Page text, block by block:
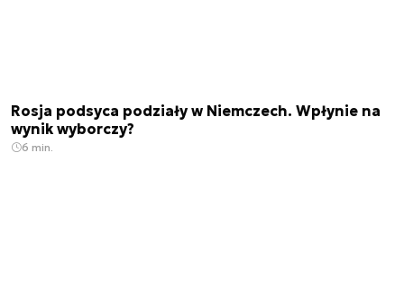
Rosja podsyca podziały w Niemczech. Wpłynie na
wynik wyborczy?
6 min.